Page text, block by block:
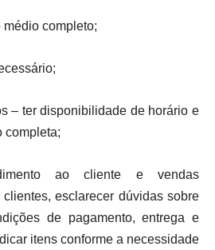
completo;
– ter disponibilidade de horário e
completa;
ao cliente e vendas
esclarecer dúvidas sobre
de pagamento, entrega e
itens conforme a necessidade